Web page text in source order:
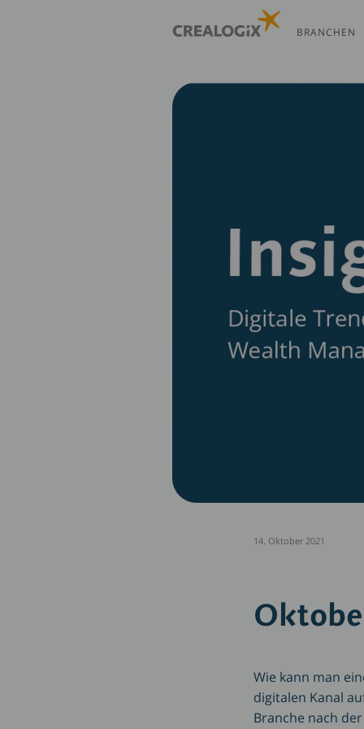
BRANCHEN
14. Oktober 2021
Wie kann man
digitalen Kanal
Branche nach